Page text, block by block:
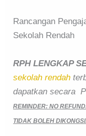
Rancangan
Sekolah Rendah
RPH LENGKAP
sekolah rendah
dapatkan secara
REMINDER: NO
TIDAK BOLEH